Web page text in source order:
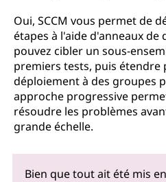
Oui, SCCM vous permet de
étapes à l'aide d'anneaux de
pouvez cibler un sous-
premiers tests, puis étendre
déploiement à des groupes
approche progressive
résoudre les problèmes
grande échelle.
Bien que tout ait été mis